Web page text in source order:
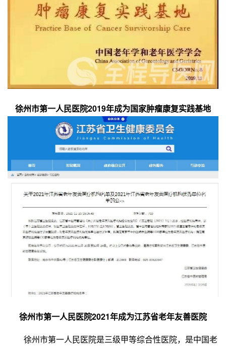
徐州市第一人民医院2019年成为国家肿瘤康复实践基地
徐州市第一人民医院2021年成为江苏省老年友善医院
徐州市第一人民医院是三级甲等综合性医院，是中国老